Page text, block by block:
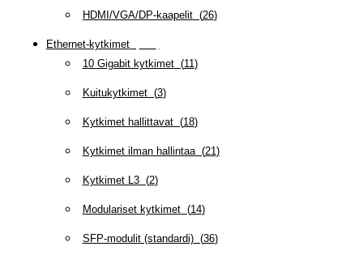
HDMI/VGA/DP-kaapelit(26)
Ethernet-kytkimet(
10 Gigabit kytkimet(11)
Kuitukytkimet(3)
Kytkimet hallittavat(18)
Kytkimet ilman hallintaa(21)
Kytkimet L3(2)
Modulariset kytkimet(14)
SFP-modulit (standardi)(36)